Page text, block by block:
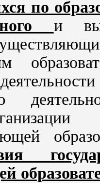
по
и